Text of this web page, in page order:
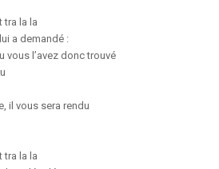
tra la la
a demandé :
vous l’avez donc trouvé
il vous sera rendu
tra la la